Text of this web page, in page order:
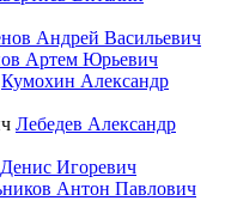
Андрей Васильевич
Артем Юрьевич
Кумохин Александр
Лебедев Александр
Игоревич
Антон Павлович